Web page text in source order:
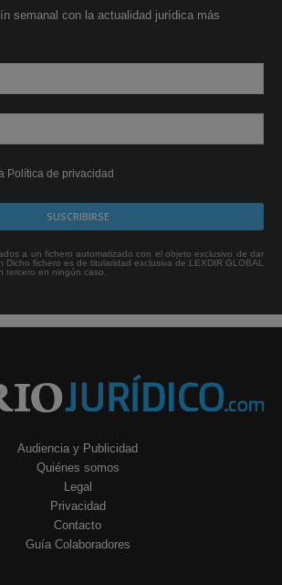
semanal con la actualidad jurídica más
Política de privacidad
a un fichero automatizado con el objeto exclusivo de dar
Dicho fichero es de titularidad exclusiva de LEXDIR GLOBAL
tercero en ningún caso.
Audiencia y Publicidad
Quiénes somos
Legal
Privacidad
Contacto
Guía Colaboradores